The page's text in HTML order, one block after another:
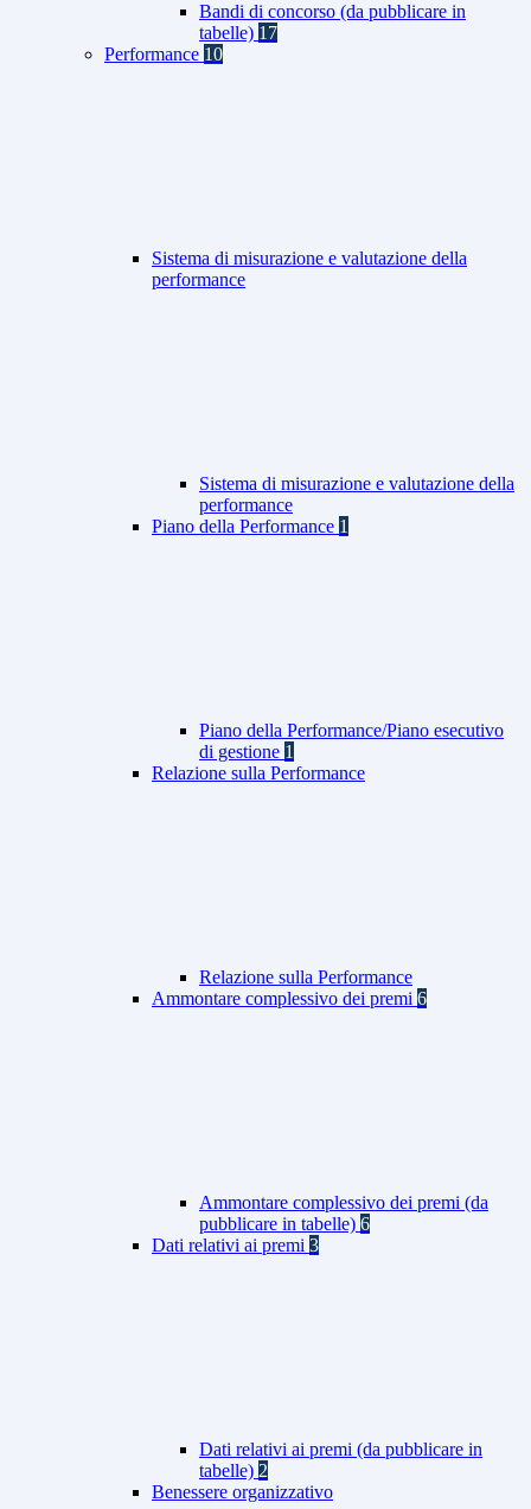
Bandi di concorso (da pubblicare in
tabelle) 17
Performance 10
Sistema di misurazione e valutazione della
performance
Sistema di misurazione e valutazione della
performance
Piano della Performance 1
Piano della Performance/Piano esecutivo
di gestione 1
Relazione sulla Performance
Relazione sulla Performance
Ammontare complessivo dei premi 6
Ammontare complessivo dei premi (da
pubblicare in tabelle) 6
Dati relativi ai premi 3
Dati relativi ai premi (da pubblicare in
tabelle) 2
Benessere organizzativo